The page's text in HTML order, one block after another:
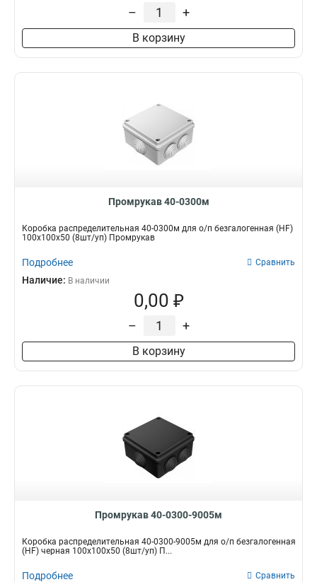
– +
В корзину
Промрукав 40-0300м
Коробка распределительная 40-0300м для о/п безгалогенная (HF)
100х100х50 (8шт/уп) Промрукав
Подробнее Сравнить
Наличие: В наличии
0,00 ₽
– +
В корзину
Промрукав 40-0300-9005м
Коробка распределительная 40-0300-9005м для о/п безгалогенная
(HF) черная 100х100х50 (8шт/уп) П...
Подробнее Сравнить